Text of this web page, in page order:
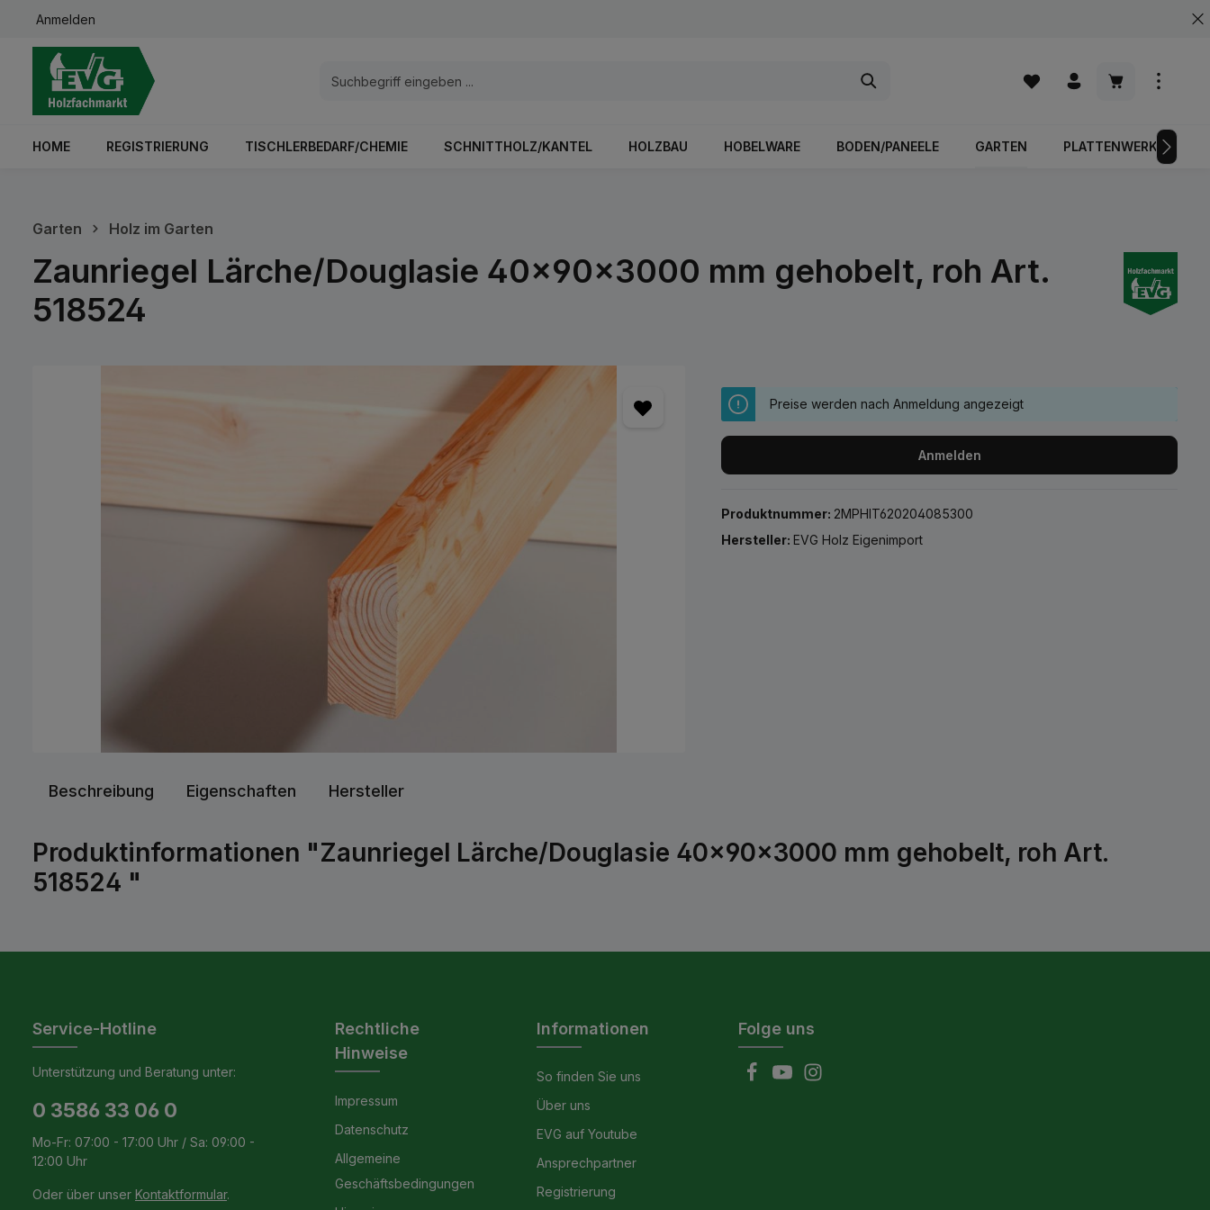
Zur Hauptnavigation springen
Anmelden
Warenkorb
HOME REGISTRIERUNG TISCHLERBEDARF/CHEMIE SCHNITTHOLZ/KANTEL HOLZBAU HOBELWARE BODEN/PANEELE GARTEN PLATTENWERKSTOFFE
Garten Holz im Garten
Zaunriegel Lärche/Douglasie 40x90x3000 mm gehobelt, roh Art.
518524
Preise werden nach Anmeldung angezeigt
Anmelden
Produktnummer: 2MPHIT620204085300
Hersteller:EVG Holz Eigenimport
Beschreibung Eigenschaften Hersteller
Produktinformationen "Zaunriegel Lärche/Douglasie 40x90x3000 mm gehobelt, roh Art.
518524 "
Service-Hotline
Unterstützung und Beratung unter:
0 3586 33 06 0
Mo-Fr: 07:00 - 17:00 Uhr / Sa: 09:00 -
12:00 Uhr
Oder über unser Kontaktformular.
Rechtliche
Hinweise
Impressum
Datenschutz
Allgemeine
Geschäftsbedingungen
Informationen
So finden Sie uns
Über uns
EVG auf Youtube
Ansprechpartner
Registrierung
Folge uns